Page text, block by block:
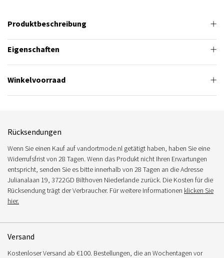
Produktbeschreibung
Eigenschaften
Winkelvoorraad
Rücksendungen
Wenn Sie einen Kauf auf vandortmode.nl getätigt haben, haben Sie eine
Widerrufsfrist von 28 Tagen. Wenn das Produkt nicht Ihren Erwartungen
entspricht, senden Sie es bitte innerhalb von 28 Tagen an die Adresse
Julianalaan 19, 3722GD Bilthoven Niederlande zurück. Die Kosten für die
Rücksendung trägt der Verbraucher. Für weitere Informationen klicken Sie
hier.
Versand
Kostenloser Versand ab €100. Bestellungen, die an Wochentagen vor